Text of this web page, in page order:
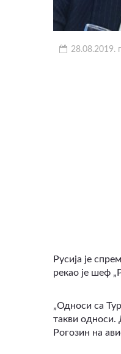
28.08.2019.
Русија је
рекао је шеф
„Односи са
такви односи.
Рогозин на